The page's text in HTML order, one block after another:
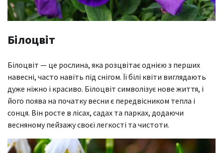
Білоцвіт
Білоцвіт — це рослина, яка розцвітає однією з перших
навесні, часто навіть під снігом. Її білі квіти виглядають
дуже ніжно і красиво. Білоцвіт символізує нове життя, і
його поява на початку весни є передвісником тепла і
сонця. Він росте в лісах, садах та парках, додаючи
весняному пейзажу своєї легкості та чистоти.